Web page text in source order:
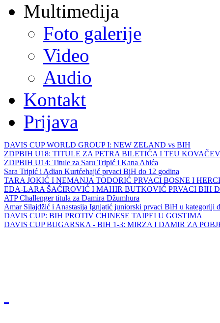
Multimedija
Foto galerije
Video
Audio
Kontakt
Prijava
DAVIS CUP WORLD GROUP I: NEW ZELAND vs BIH
ZDPBIH U18: TITULE ZA PETRA BILETIĆA I TEU
ZDPBIH U14: Titule za Saru Tripić i Kana Ahića
Sara Tripić i Adian Kurtćehajić prvaci BiH do 12 godina
TARA JOKIĆ I NEMANJA TODORIĆ PRVACI BOSNE I
EDA-LARA ŠAĆIROVIĆ I MAHIR BUTKOVIĆ PRVACI BIH
ATP Challenger titula za Damira Džumhura
Amar Silajdžić i Anastasija Ignjatić juniorski prvaci BiH u kategoriji
DAVIS CUP: BIH PROTIV CHINESE TAIPEI U GOSTIMA
DAVIS CUP BUGARSKA - BIH 1-3: MIRZA I DAMIR ZA